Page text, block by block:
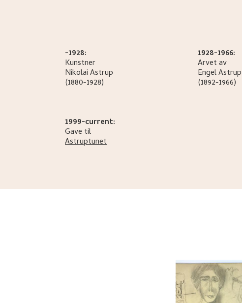
-1928:
Kunstner
NikolaiAstrup
(1880-1928)
1928-1966:
Arvet av
EngelAstrup
(1892-1966)
1999-current:
Gave til
Astruptunet